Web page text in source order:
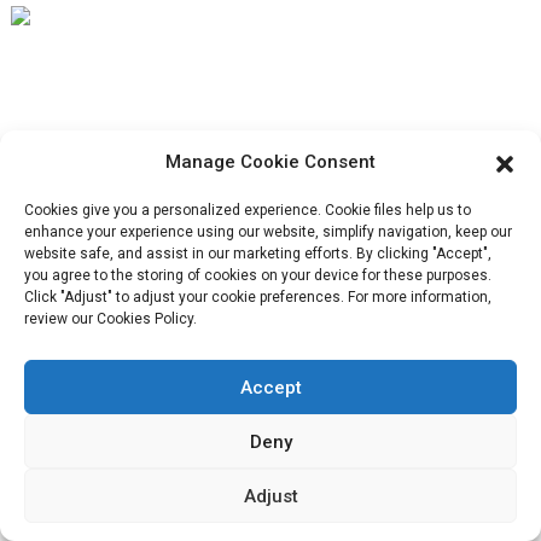
emballage
d'entreprise sont la proactivité, l'unité et l'entraide, ainsi que la
responsabilité dans la mise en œuvre de la lutte pour le progrès.
Service Client
Manage Cookie Consent
Cookies give you a personalized experience. Cookie files help us to
enhance your experience using our website, simplify navigation, keep our
website safe, and assist in our marketing efforts. By clicking "Accept",
you agree to the storing of cookies on your device for these purposes.
Click "Adjust" to adjust your cookie preferences. For more information,
review our Cookies Policy.
Accept
Deny
Adjust